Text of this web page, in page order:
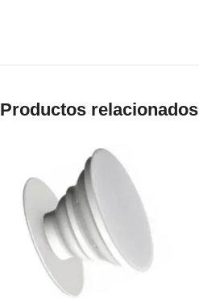
Productos relacionados